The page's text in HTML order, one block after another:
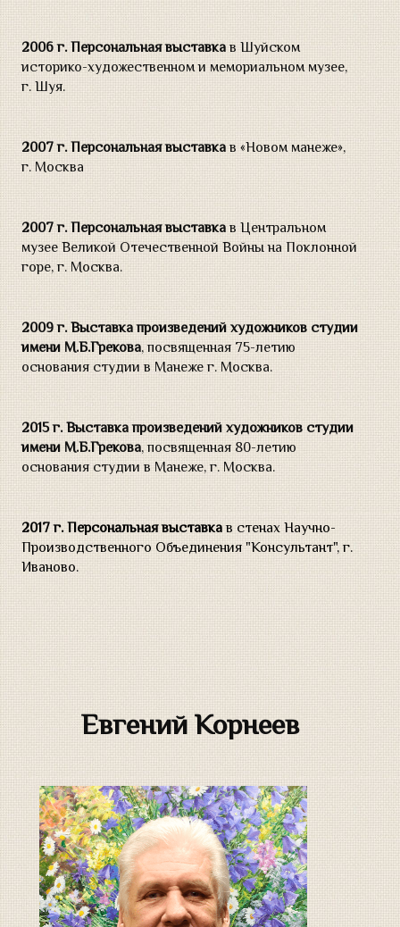
2006 г. Персональная выставкав Шуйском
историко-художественном и мемориальном музее,
г. Шуя.
2007 г.Персональная выставкав «Новом манеже»,
г. Москва
2007 г.Персональная выставкав Центральном
музее Великой Отечественной Войны на Поклонной
горе, г. Москва.
2009 г.Выставка произведений художников студии
имени М.Б.Грекова, посвященная 75-летию
основания студии в Манеже г. Москва.
2015 г.Выставка произведений художников студии
имени М.Б.Грекова, посвященная 80-летию
основания студии в Манеже, г. Москва.
2017 г.Персональнаявыставкав стенах Научно-
Производственного Объединения "Консультант", г.
Иваново.
Евгений Корнеев